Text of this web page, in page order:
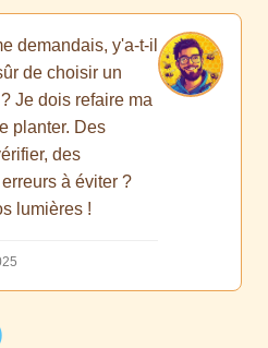
demandais, y'a-t-il
de choisir un
Je dois refaire ma
planter. Des
des
à éviter ?
lumières !